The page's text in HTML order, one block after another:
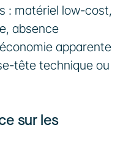
: matériel low-cost,
absence
apparente
tête technique ou
sur les